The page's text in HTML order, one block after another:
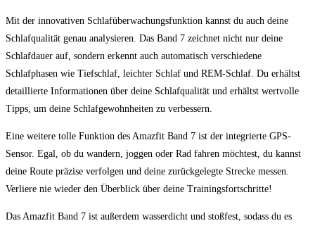
Mit der innovativen Schlafüberwachungsfunktion kannst du auch deine
Schlafqualität genau analysieren. Das Band 7 zeichnet nicht nur deine
Schlafdauer auf, sondern erkennt auch automatisch verschiedene
Schlafphasen wie Tiefschlaf, leichter Schlaf und REM-Schlaf. Du erhältst
detaillierte Informationen über deine Schlafqualität und erhältst wertvolle
Tipps, um deine Schlafgewohnheiten zu verbessern.
Eine weitere tolle Funktion des Amazfit Band 7 ist der integrierte GPS-
Sensor. Egal, ob du wandern, joggen oder Rad fahren möchtest, du kannst
deine Route präzise verfolgen und deine zurückgelegte Strecke messen.
Verliere nie wieder den Überblick über deine Trainingsfortschritte!
Das Amazfit Band 7 ist außerdem wasserdicht und stoßfest, sodass du es